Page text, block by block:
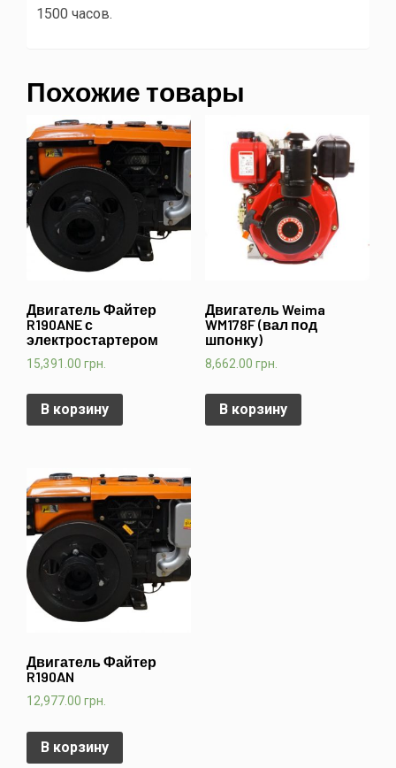
1500 часов.
Похожие товары
Двигатель Файтер
R190ANE с
электростартером
15,391.00 грн.
В корзину
Двигатель Weima
WM178F (вал под
шпонку)
8,662.00 грн.
В корзину
Двигатель Файтер
R190AN
12,977.00 грн.
В корзину